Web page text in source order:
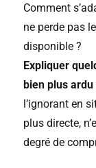
Comment
ne perde pas
disponible ?
Expliquer
bien plus ardu
l’ignorant en
plus directe,
degré de